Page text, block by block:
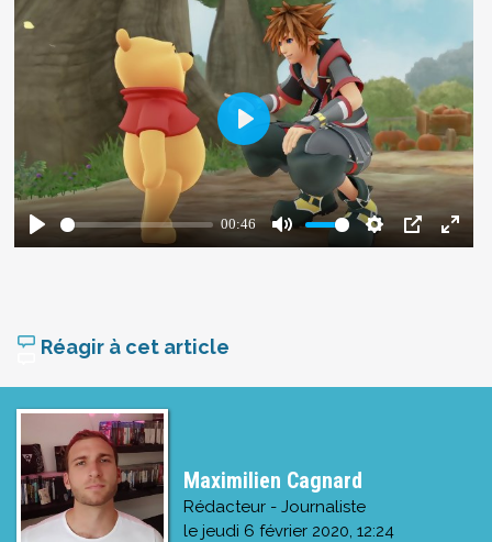
Réagir à cet article
Maximilien Cagnard
Rédacteur - Journaliste
le jeudi 6 février 2020, 12:24